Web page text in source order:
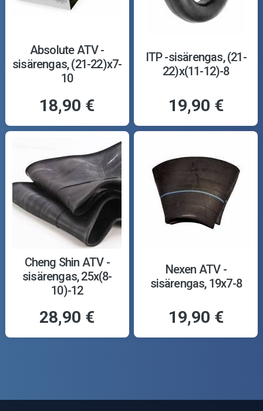
Absolute ATV -
sisärengas, (21-22)x7-
10
18,90 €
ITP -sisärengas, (21-
22)x(11-12)-8
19,90 €
Cheng Shin ATV -
sisärengas, 25x(8-
10)-12
28,90 €
Nexen ATV -
sisärengas, 19x7-8
19,90 €